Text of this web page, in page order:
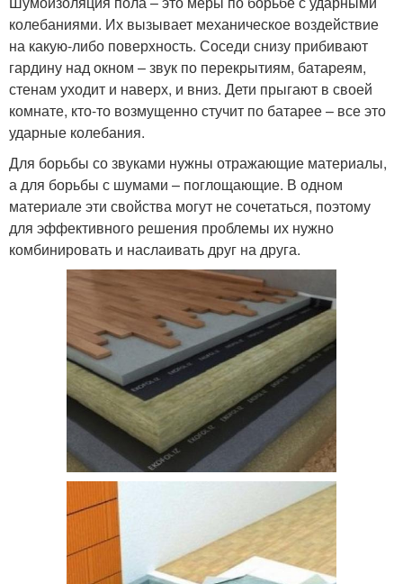
колебаниями. Их вызывает механическое воздействие
на какую-либо поверхность. Соседи снизу прибивают
гардину над окном – звук по перекрытиям, батареям,
стенам уходит и наверх, и вниз. Дети прыгают в своей
комнате, кто-то возмущенно стучит по батарее – все это
ударные колебания.
Для борьбы со звуками нужны отражающие материалы,
а для борьбы с шумами – поглощающие. В одном
материале эти свойства могут не сочетаться, поэтому
для эффективного решения проблемы их нужно
комбинировать и наслаивать друг на друга.